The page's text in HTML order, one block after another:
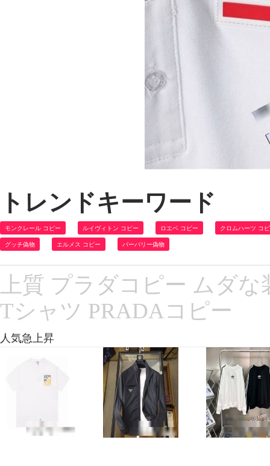
トレンドキーワード
モンクレール コピー ルイヴィトン コピー ロエベ コピー クロムハーツ コ
グッチ偽物 エルメス コピー バーバリー偽物
上質 プラダコピー ムダ
Tシャツ PRADAコピー
人気急上昇